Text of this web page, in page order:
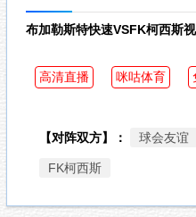
布加勒斯特快速VSFK柯西斯
高清直播 咪咕体育
【对阵双方】： 球会友谊
FK柯西斯